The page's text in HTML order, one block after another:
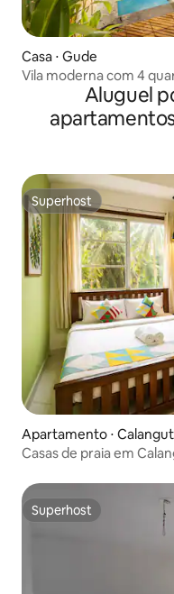
Casa ⋅ Gude
Vila moderna com 4
privativa e mordomo |
Aluguel
Superhost
Superhost
Apartamento ⋅
Casas de praia em
Superhost
Superhost